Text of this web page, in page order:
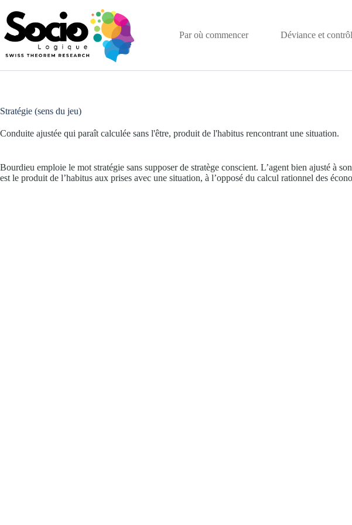
au
contenu
Par où commencer
Déviance et
Stratégie (sens du jeu)
Conduite ajustée qui paraît calculée sans l'être, produit de l'habitus rencontrant une situation.
Bourdieu emploie le mot stratégie sans supposer de stratège conscient. L’agent bien ajusté à
est le produit de l’habitus aux prises avec une situation, à l’opposé du calcul rationnel des